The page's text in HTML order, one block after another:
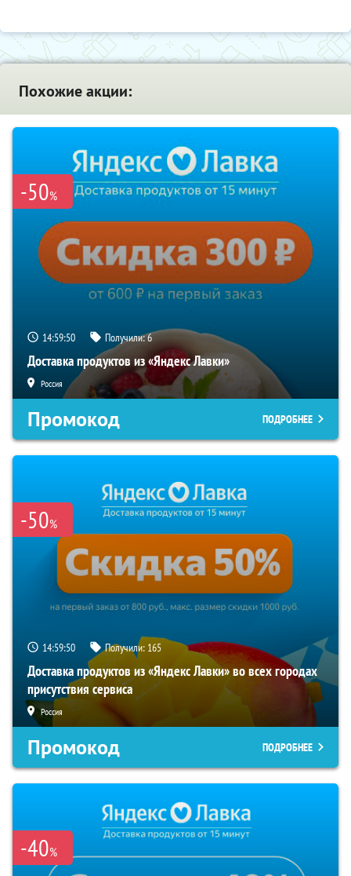
Похожие акции:
-50%
14:59:49 Получили:6
Доставка продуктов из «Яндекс Лавки»
Россия
Промокод ПОДРОБНЕЕ
-50%
14:59:49 Получили: 165
Доставка продуктов из «Яндекс Лавки» во всех городах
присутствия сервиса
Россия
Промокод ПОДРОБНЕЕ
-40%